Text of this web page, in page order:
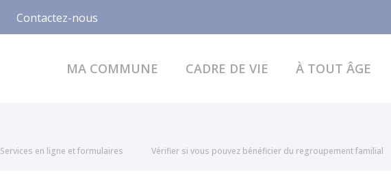
Contactez-nous
MA COMMUNE CADRE DE VIE À TOUT ÂGE
Services en ligne et formulaires Vérifier si vous pouvez bénéficier du regroupement familial